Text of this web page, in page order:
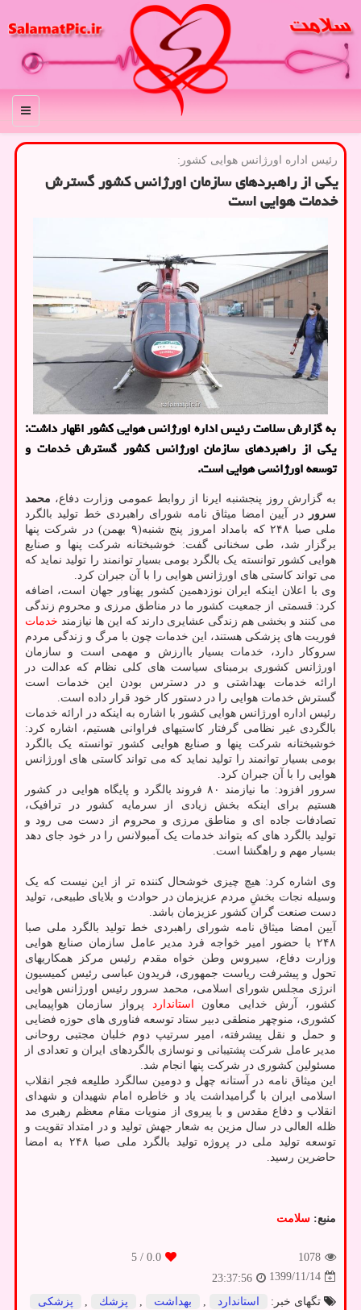
منو
رئیس اداره اورژانس هوایی كشور:
یكی از راهبردهای سازمان اورژانس كشور گسترش
خدمات هوایی است
به گزارش سلامت رئیس اداره اورژانس هوایی کشور اظهار داشت:
یکی از راهبردهای سازمان اورژانس کشور گسترش خدمات و
توسعه اورژانسی هوایی است.
به گزارش روز پنجشنبه ایرنا از روابط عمومی وزارت دفاع، محمد
سرور
در آیین امضا میثاق نامه شورای راهبردی خط تولید بالگرد
ملی صبا ۲۴۸ که بامداد امروز پنج شنبه(۹ بهمن) در شرکت پنها
برگزار شد، طی سخنانی گفت: خوشبختانه شرکت پنها و صنایع
هوایی کشور توانسته یک بالگرد بومی بسیار توانمند را تولید نماید که
می تواند کاستی های اورژانس هوایی را با آن جبران کرد.
وی با اعلان اینکه ایران نوزدهمین کشور پهناور جهان است، اضافه
کرد: قسمتی از جمعیت کشور ما در مناطق مرزی و محروم زندگی
می کنند و بخشی هم زندگی عشایری دارند که این ها نیازمند خدمات
فوریت های پزشکی هستند، این خدمات چون با مرگ و زندگی مردم
سروکار دارد، خدمات بسیار باارزش و مهمی است و سازمان
اورژانس کشوری برمبنای سیاست های کلی نظام که عدالت در
ارائه خدمات بهداشتی و در دسترس بودن این خدمات است
گسترش خدمات هوایی را در دستور کار خود قرار داده است.
رئیس اداره اورژانس هوایی کشور با اشاره به اینکه در ارائه خدمات
بالگردی غیر نظامی گرفتار کاستیهای فراوانی هستیم، اشاره کرد:
خوشبختانه شرکت پنها و صنایع هوایی کشور توانسته یک بالگرد
بومی بسیار توانمند را تولید نماید که می تواند کاستی های اورژانس
هوایی را با آن جبران کرد.
سرور افزود: ما نیازمند ۸۰ فروند بالگرد و پایگاه هوایی در کشور
هستیم برای اینکه بخش زیادی از سرمایه کشور در ترافیک،
تصادفات جاده ای و مناطق مرزی و محروم از دست می رود و
تولید بالگرد های که بتواند خدمات یک آمبولانس را در خود جای دهد
بسیار مهم و راهگشا است.
وی اشاره کرد: هیچ چیزی خوشحال کننده تر از این نیست که یک
وسیله نجات بخشِ مردم عزیزمان در حوادث و بلایای طبیعی، تولید
دست صنعت گران کشور عزیزمان باشد.
آیین امضا میثاق نامه شورای راهبردی خط تولید بالگرد ملی صبا
۲۴۸ با حضور امیر خواجه فرد مدیر عامل سازمان صنایع هوایی
وزارت دفاع، سیروس وطن خواه مقدم رئیس مرکز همکاریهای
تحول و پیشرفت ریاست جمهوری، فریدون عباسی رئیس کمیسیون
انرژی مجلس شورای اسلامی، محمد سرور رئیس اورژانس هوایی
کشور، آرش خدایی معاون
استاندارد پرواز سازمان هواپیمایی
کشوری، منوچهر منطقی دبیر ستاد توسعه فناوری های حوزه فضایی
و حمل و نقل پیشرفته، امیر سرتیپ دوم خلبان مجتبی روحانی
مدیر عامل شرکت پشتیبانی و نوسازی بالگردهای ایران و تعدادی از
مسئولین کشوری در شرکت پنها انجام شد.
این میثاق نامه در آستانه چهل و دومین سالگرد طلیعه فجر انقلاب
اسلامی ایران با گرامیداشت یاد و خاطره امام شهیدان و شهدای
انقلاب و دفاع مقدس و با پیروی از منویات مقام معظم رهبری مد
ظله العالی در سال مزین به شعار جهش تولید و در امتداد تقویت و
توسعه تولید ملی در پروژه تولید بالگرد ملی صبا ۲۴۸ به امضا
حاضرین رسید.
منبع: سلامت
1078
0.0
/ 5
1399/11/14
23:37:56
تگهای خبر:
استاندارد بهداشت پزشك پزشكی